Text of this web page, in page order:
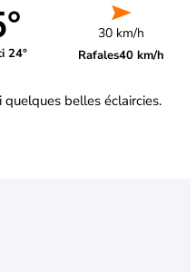
24°
30 km/h
Rafales40 km/h
belles éclaircies.